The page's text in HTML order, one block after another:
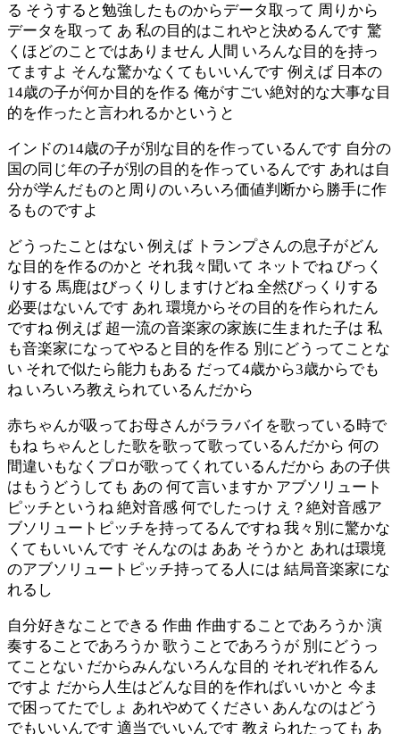
る そうすると勉強したものからデータ取って 周りから
データを取って あ 私の目的はこれやと決めるんです 驚
くほどのことではありません 人間 いろんな目的を持っ
てますよ そんな驚かなくてもいいんです 例えば 日本の
14歳の子が何か目的を作る 俺がすごい絶対的な大事な目
的を作ったと言われるかというと
インドの14歳の子が別な目的を作っているんです 自分の
国の同じ年の子が別の目的を作っているんです あれは自
分が学んだものと周りのいろいろ価値判断から勝手に作
るものですよ
どうったことはない 例えば トランプさんの息子がどん
な目的を作るのかと それ我々聞いて ネットでね びっく
りする 馬鹿はびっくりしますけどね 全然びっくりする
必要はないんです あれ 環境からその目的を作られたん
ですね 例えば 超一流の音楽家の家族に生まれた子は 私
も音楽家になってやると目的を作る 別にどうってことな
い それで似たら能力もある だって4歳から3歳からでも
ね いろいろ教えられているんだから
赤ちゃんが吸ってお母さんがララバイを歌っている時で
もね ちゃんとした歌を歌って歌っているんだから 何の
間違いもなくプロが歌ってくれているんだから あの子供
はもうどうしても あの 何て言いますか アブソリュート
ピッチというね 絶対音感 何でしたっけ え？絶対音感ア
ブソリュートピッチを持ってるんですね 我々別に驚かな
くてもいいんです そんなのは ああ そうかと あれは環境
のアブソリュートピッチ持ってる人には 結局音楽家にな
れるし
自分好きなことできる 作曲 作曲することであろうか 演
奏することであろうか 歌うことであろうが 別にどうっ
てことない だからみんないろんな目的 それぞれ作るん
ですよ だから人生はどんな目的を作ればいいかと 今ま
で困ってたでしょ あれやめてください あんなのはどう
でもいいんです 適当でいいんです 教えられたっても あ